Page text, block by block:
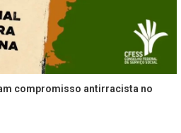
compromisso antirracista no